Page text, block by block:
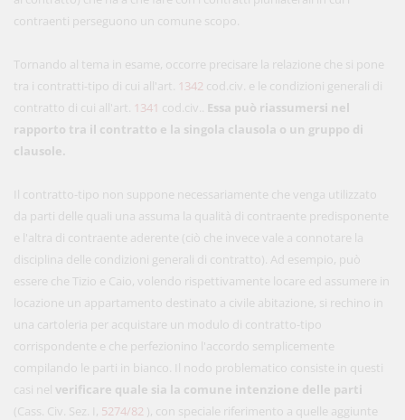
contraenti perseguono un comune scopo.
Tornando al tema in esame, occorre precisare la relazione che si pone
tra i contratti-tipo di cui all'art. 1342 cod.civ. e le condizioni generali di
contratto di cui all'art. 1341 cod.civ..
Essa può riassumersi nel
rapporto tra il contratto e la singola clausola o un gruppo di
clausole.
Il contratto-tipo non suppone necessariamente che venga utilizzato
da parti delle quali una assuma la qualità di contraente predisponente
e l'altra di contraente aderente (ciò che invece vale a connotare la
disciplina delle condizioni generali di contratto). Ad esempio, può
essere che Tizio e Caio, volendo rispettivamente locare ed assumere in
locazione un appartamento destinato a civile abitazione, si rechino in
una cartoleria per acquistare un modulo di contratto-tipo
corrispondente e che perfezionino l'accordo semplicemente
compilando le parti in bianco. Il nodo problematico consiste in questi
casi nel verificare quale sia la comune intenzione delle parti
(Cass. Civ. Sez. I, 5274/82 ), con speciale riferimento a quelle aggiunte